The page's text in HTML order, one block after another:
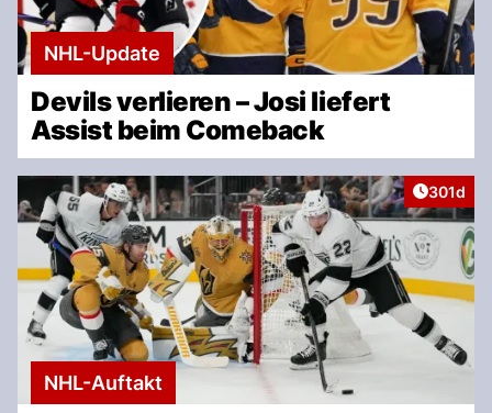
NHL-Update
Devils verlieren – Josi liefert
Assist beim Comeback
Artikel
301d
NHL-Auftakt